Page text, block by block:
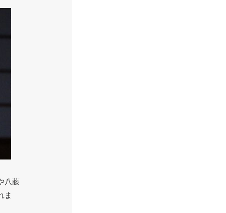
八藤
ま